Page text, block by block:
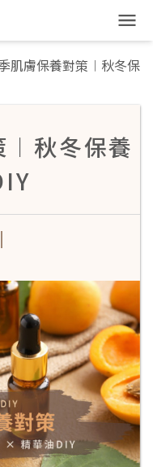
肌膚保養對策︱秋冬保
秋冬保養